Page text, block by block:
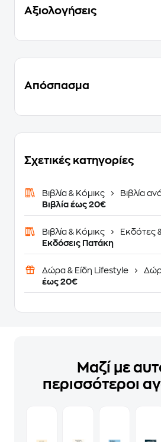
Αξιολογήσεις
Απόσπασμα
Σχετικές κατηγορίες
Βιβλία & Κόμικς
Βιβλία
Βιβλία έως 20€
Βιβλία & Κόμικς
Εκδότες
Εκδόσεις Πατάκη
Δώρα & Είδη Lifestyle
έως 20€
Μαζί με
περισσότεροι